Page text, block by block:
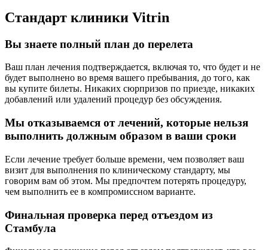
Стандарт клиники Vitrin
Вы знаете полный план до перелета
Ваш план лечения подтверждается, включая то, что будет и не
будет выполнено во время вашего пребывания, до того, как
вы купите билеты. Никаких сюрпризов по приезде, никаких
добавлений или удалений процедур без обсуждения.
Мы отказываемся от лечений, которые нельзя
выполнить должным образом в ваши сроки
Если лечение требует больше времени, чем позволяет ваш
визит для выполнения по клиническому стандарту, мы
говорим вам об этом. Мы предпочтем потерять процедуру,
чем выполнить ее в компромиссном варианте.
Финальная проверка перед отъездом из
Стамбула